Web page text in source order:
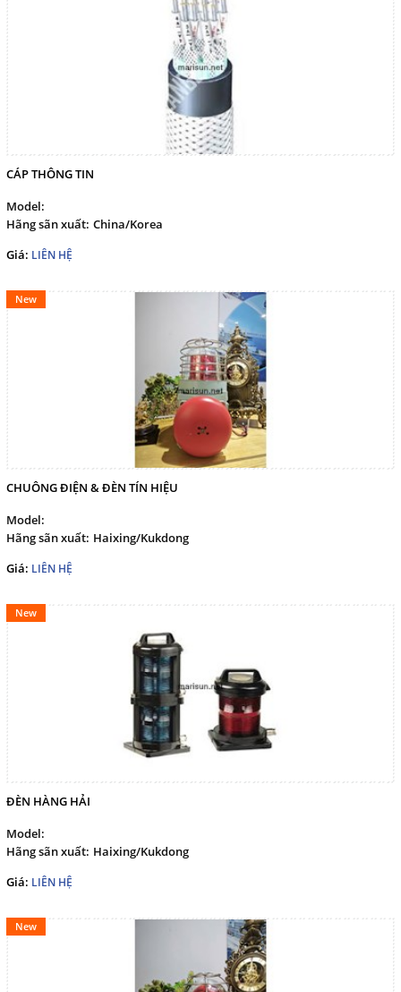
CÁP THÔNG TIN
Model:
Hãng sãn xuất: China/Korea
Giá: LIÊN HỆ
New
CHUÔNG ĐIỆN & ĐÈN TÍN HIỆU
Model:
Hãng sãn xuất: Haixing/Kukdong
Giá: LIÊN HỆ
New
ĐÈN HÀNG HẢI
Model:
Hãng sãn xuất: Haixing/Kukdong
Giá: LIÊN HỆ
New